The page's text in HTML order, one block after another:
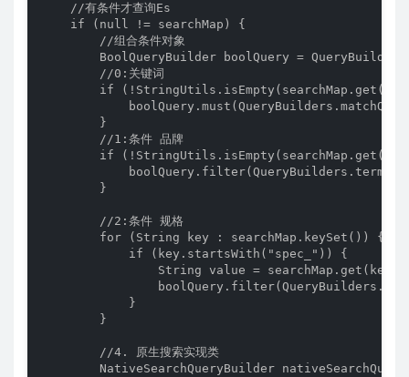
    //有条件才查询Es
    if (null != searchMap) {
        //组合条件对象
BoolQueryBuilder boolQuery =
        //0:关键词
if
        }
        //1:条件 品牌
if
        }
        //2:条件 规格
        for (String key : searchMap.keySet()) {
            if (key.startsWith("spec_")) {
String value =
            }
        }
        //4. 原生搜索实现类
NativeSearchQueryBuilder